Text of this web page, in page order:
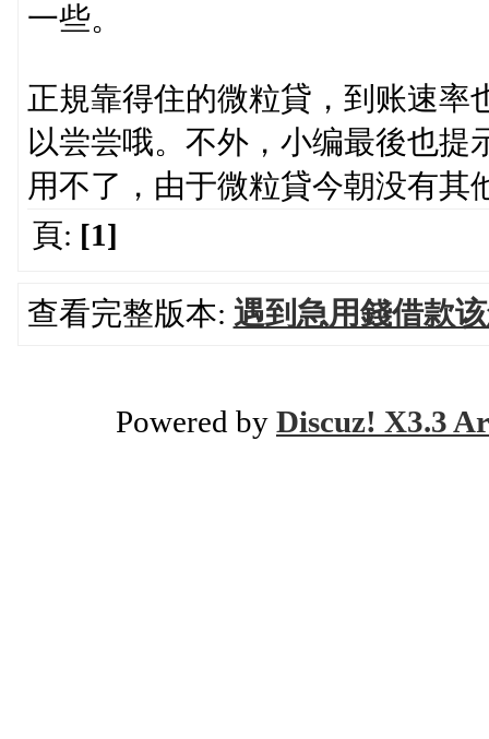
一些。
正規靠得住的微粒貸，到账速率
以尝尝哦。不外，小编最後也
用不了，由于微粒貸今朝没有其
頁: [1]
查看完整版本: 遇到急用錢借款
Powered by Discuz! X3.3